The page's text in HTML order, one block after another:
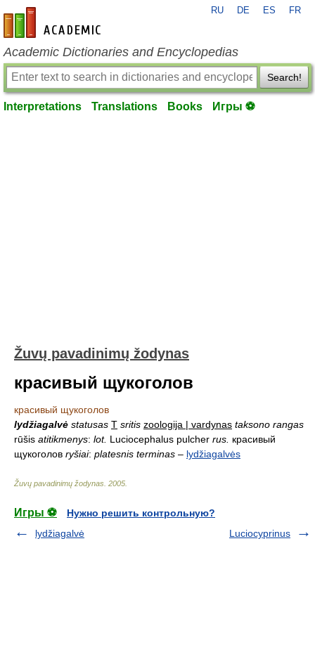
en-academic.com
RU DE ES FR
Academic Dictionaries and Encyclopedias
Search!
Interpretations Translations Books Игры ⚽
Žuvų pavadinimų žodynas
красивый щукоголов
красивый щукоголов
lydžiagalvė statusas T sritis zoologija | vardynas taksono rangas
rūšis atitikmenys: lot. Luciocephalus pulcher rus. красивый
щукоголов ryšiai: platesnis terminas – lydžiagalvės
Žuvų pavadinimų žodynas 2005
Игры ⚽
Нужно решить контрольную?
lydžiagalvė
Luciocyprinus